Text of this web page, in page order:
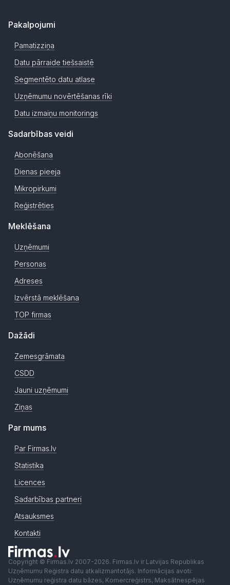
Pakalpojumi
Pamatizziņa
Datu pārraide tiešsaistē
Segmentēto datu atlase
Uzņēmumu novērtēšanas rīki
Datu izmaiņu monitorings
Sadarbības veidi
Abonēšana
Dienas pieeja
Mikropirkumi
Reģistrēties
Meklēšana
Uzņēmumi
Personas
Adreses
Izvērstā meklēšana
TOP firmas
Dažādi
Zemesgrāmata
CSDD
Jauni uzņēmumi
Ziņas
Par mums
Par Firmas.lv
Statistika
Licences
Sadarbības partneri
Atsauksmes
Kontakti
Copyright © Firmas.lv 2007-2026. Firmas.lv ir Latvijas Republikas
Uzņēmumu Reģistra datu atkalizmantotājs. Informācijas avoti:
Uzņēmumu reģistra datu bāzes, Komercreģistrs, Maksātnespējas